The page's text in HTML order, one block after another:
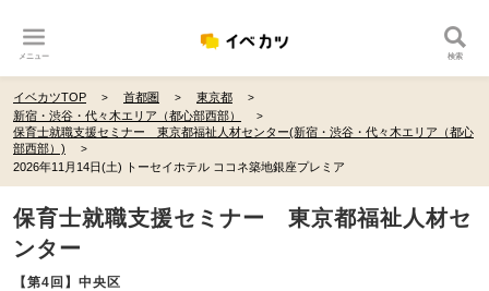
メニュー 検索
イベカツTOP 首都圏
東京都
新宿・渋谷・代々木エリア（都心部西部）
保育士就職支援セミナー 東京都福祉人材センター(新宿・渋谷・代々木エリア（都心
部西部）)
2026年11月14日(土) トーセイホテル ココネ築地銀座プレミア
保育士就職支援セミナー 東京都福祉人材セ
ンター
【第4回】中央区